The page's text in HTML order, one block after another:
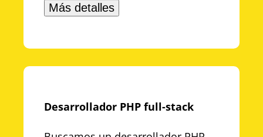
Más detalles
Desarrollador PHP full-stack